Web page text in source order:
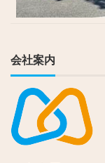
会社案内